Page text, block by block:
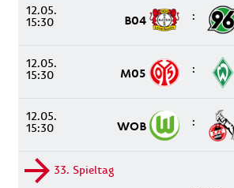
12.05.
15:30 B04 :
12.05.
15:30 M05 :
12.05.
15:30 WOB :
33. Spieltag